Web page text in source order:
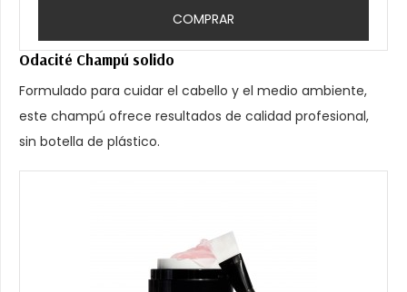
COMPRAR
Odacité Champú solido
Formulado para cuidar el cabello y el medio ambiente,
este champú ofrece resultados de calidad profesional,
sin botella de plástico.